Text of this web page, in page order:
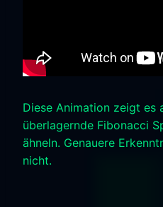
Diese Animation zeigt es
überlagernde Fibonacci
ähneln. Genauere
nicht.